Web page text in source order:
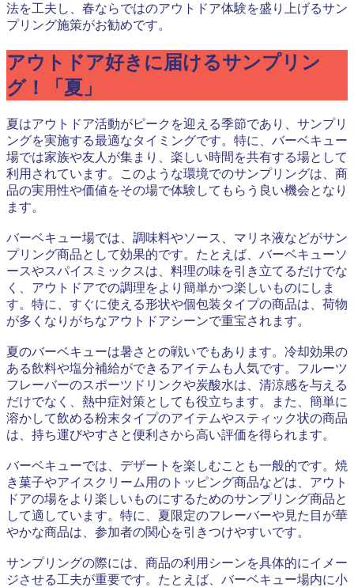
法を工夫し、春ならではのアウトドア体験を盛り上げるサン
プリング施策がお勧めです。
アウトドア好きに届けるサンプリン
グ！「夏」
夏はアウトドア活動がピークを迎える季節であり、サンプリ
ングを実施する最適なタイミングです。特に、バーベキュー
場では家族や友人が集まり、楽しい時間を共有する場として
利用されています。このような環境でのサンプリングは、商
品の実用性や価値をその場で体験してもらう良い機会となり
ます。
バーベキュー場では、調味料やソース、マリネ液などがサン
プリング商品として効果的です。たとえば、バーベキューソ
ースやスパイスミックスは、料理の味を引き立てるだけでな
く、アウトドアでの調理をより簡単かつ楽しいものにしま
す。特に、すぐに使える形状や個包装タイプの商品は、荷物
が多くなりがちなアウトドアシーンで重宝されます。
夏のバーベキューは暑さとの戦いでもあります。冷却効果の
ある飲料や塩分補給ができるアイテムも人気です。フルーツ
フレーバーのスポーツドリンクや炭酸水は、清涼感を与える
だけでなく、熱中症対策としても役立ちます。また、簡単に
溶かして飲める粉末タイプのアイテムやスティック状の商品
は、持ち運びやすさと便利さから高い評価を得られます。
バーベキューでは、デザートを楽しむことも一般的です。焼
き菓子やアイスクリーム用のトッピング商品などは、アウト
ドアの場をより楽しいものにするためのサンプリング商品と
して適しています。特に、夏限定のフレーバーや見た目が華
やかな商品は、参加者の関心を引きつけやすいです。
サンプリングの際には、商品の利用シーンを具体的にイメー
ジさせる工夫が重要です。たとえば、バーベキュー場内に小